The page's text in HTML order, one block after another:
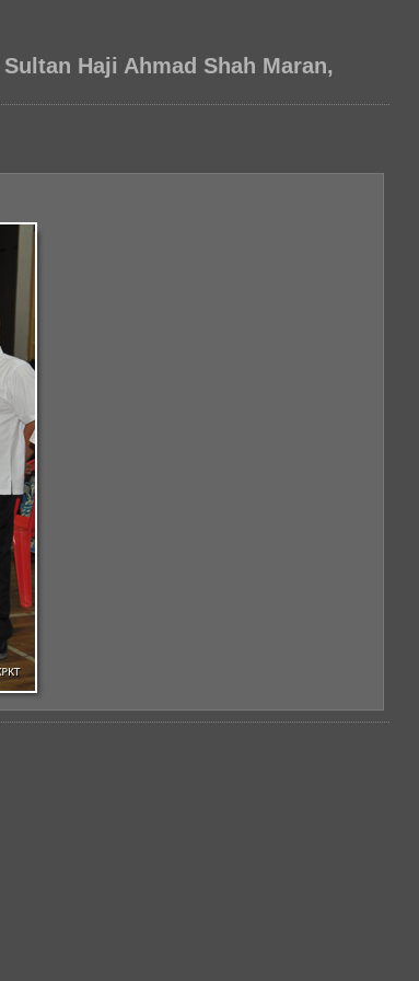
Haji Ahmad Shah Maran,